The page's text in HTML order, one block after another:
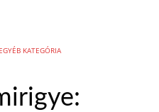
EGYÉB KATEGÓRIA